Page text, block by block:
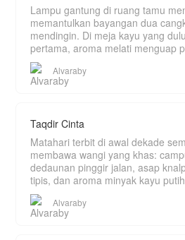
Kini, Humairah
tanpa kasih
berperang dengan
Humairah mampu
Lampu gantung di ruang tamu
memantulkan bayangan dua
mendingin. Di meja kayu yang
pertama, aroma melati menguap
ditelan k
Alvaraby
Taqdir Cinta
Matahari terbit di awal dekade
membawa wangi yang khas:
dedaunan pinggir jalan, asap
tipis, dan aroma minyak kayu
Alvaraby